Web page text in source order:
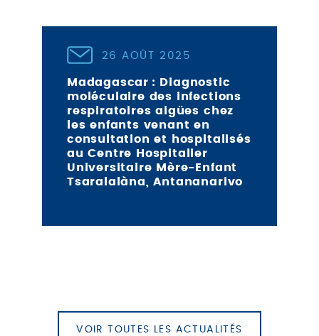
26 AOÛT 2025
Madagascar : Diagnostic
moléculaire des infections
respiratoires aigües chez
les enfants venant en
consultation et hospitalisés
au Centre Hospitalier
Universitaire Mère-Enfant
Tsaralalàna, Antananarivo
VOIR TOUTES LES ACTUALITÉS